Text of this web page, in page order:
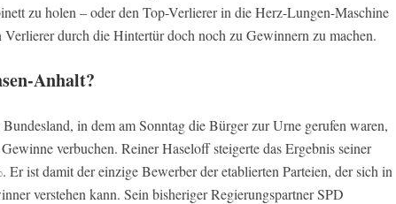
zu holen – oder den Top-Verlierer in die Herz-Lungen-Maschine
Verlierer durch die Hintertür doch noch zu Gewinnern zu machen.
Anhalt?
in dem am Sonntag die Bürger zur Urne gerufen waren,
verbuchen. Reiner Haseloff steigerte das Ergebnis seiner
ist damit der einzige Bewerber der etablierten Parteien, der sich in
verstehen kann. Sein bisheriger Regierungspartner SPD